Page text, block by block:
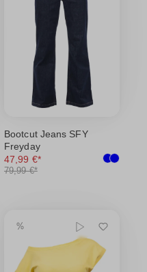
Bootcut Jeans SFY
Freyday
47,99 €*
79,99 €*